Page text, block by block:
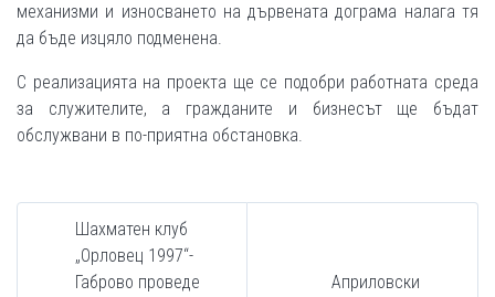
механизми и износването на дървената дограма налага тя
да бъде изцяло подменена.
С реализацията на проекта ще се подобри работната среда
за служителите, а гражданите и бизнесът ще бъдат
обслужвани в по-приятна обстановка.
Шахматен клуб
„Орловец 1997“-
Габрово проведе
Априловски